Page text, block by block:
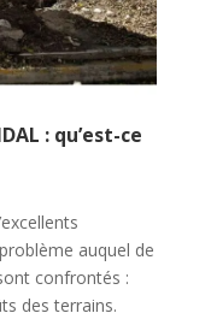
: qu’est-ce
auquel de
confrontés :
des terrains.